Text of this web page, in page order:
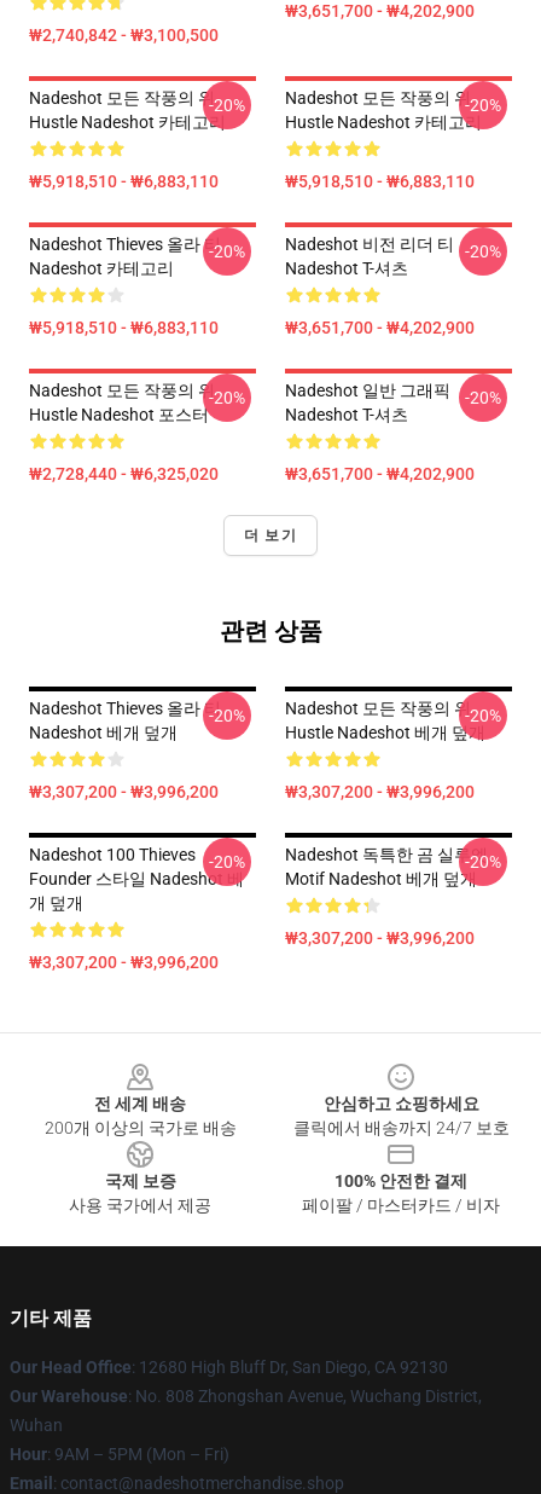
₩2,740,842 - ₩3,100,500
₩3,651,700 - ₩4,202,900
Nadeshot 모든 작풍의 위
Hustle Nadeshot 카테고리
₩5,918,510 - ₩6,883,110
-20%
Nadeshot 모든 작풍의 위
Hustle Nadeshot 카테고리
₩5,918,510 - ₩6,883,110
-20%
Nadeshot Thieves 올라 티
Nadeshot 카테고리
₩5,918,510 - ₩6,883,110
-20%
Nadeshot 비전 리더 티
Nadeshot T-셔츠
₩3,651,700 - ₩4,202,900
-20%
Nadeshot 모든 작풍의 위
Hustle Nadeshot 포스터
₩2,728,440 - ₩6,325,020
-20%
Nadeshot 일반 그래픽
Nadeshot T-셔츠
₩3,651,700 - ₩4,202,900
-20%
더 보기
관련 상품
Nadeshot Thieves 올라 티
Nadeshot 베개 덮개
₩3,307,200 - ₩3,996,200
-20%
Nadeshot 모든 작풍의 위
Hustle Nadeshot 베개 덮개
₩3,307,200 - ₩3,996,200
-20%
Nadeshot 100 Thieves
Founder 스타일 Nadeshot 베
개 덮개
₩3,307,200 - ₩3,996,200
-20%
Nadeshot 독특한 곰 실루엣
Motif Nadeshot 베개 덮개
₩3,307,200 - ₩3,996,200
-20%
전 세계 배송
200개 이상의 국가로 배송
안심하고 쇼핑하세요
클릭에서 배송까지 24/7 보호
국제 보증
사용 국가에서 제공
100% 안전한 결제
페이팔 / 마스터카드 / 비자
기타 제품
Our Head Office: 12680 High Bluff Dr, San Diego, CA 92130
Our Warehouse: No. 808 Zhongshan Avenue, Wuchang District,
Wuhan
Hour: 9AM – 5PM (Mon – Fri)
Email : contact@nadeshotmerchandise.shop